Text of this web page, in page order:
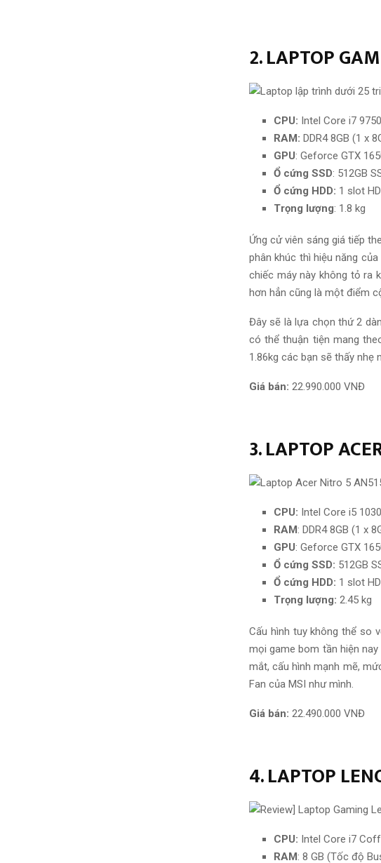
2. LAPTOP
CPU: Intel Core i7
RAM: DDR4 8GB (1 x
GPU: Geforce GTX
Ổ cứng SSD: 512GB
Ổ cứng HDD: 1 slot
Trọng lượng: 1.8 kg
Ứng cử viên sáng giá tiếp
phân khúc thì hiệu năng
chiếc máy này không tỏ ra
hơn hẳn cũng là một điểm
Đây sẽ là lựa chọn thứ 2
có thể thuận tiện mang
1.86kg các bạn sẽ thấy nhẹ
Giá bán: 22.990.000 VNĐ
3. LAPTOP
CPU: Intel Core i5
RAM: DDR4 8GB (1 x
GPU: Geforce GTX
Ổ cứng SSD: 512GB
Ổ cứng HDD: 1 slot
Trọng lượng: 2.45 kg
Cấu hình tuy không thể so
mọi game bom tần hiện
mắt, cấu hình mạnh mẽ,
Fan của MSI như mình.
Giá bán: 22.490.000 VNĐ
4. LAPTOP
CPU: Intel Core i7
RAM: 8 GB (Tốc độ